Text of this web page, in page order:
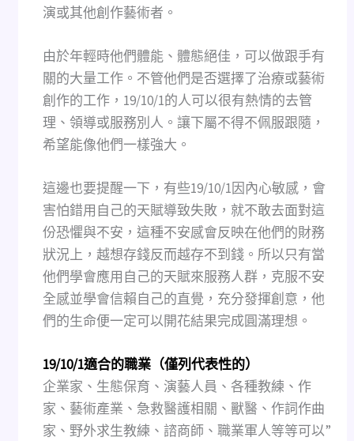
演或其他創作藝術者。
由於年輕時他們體能、體態絕佳，可以做跟手有
關的大量工作。不管他們是否選擇了治療或藝術
創作的工作，19/10/1的人可以很有熱情的去管
理、領導或服務別人。讓下屬不得不佩服跟隨，
希望能像他們一樣強大。
這邊也要提醒一下，有些19/10/1因內心敏感，會
害怕錯用自己的天賦導致失敗，就不敢去面對這
份恐懼與不安，這種不安感會反映在他們的財務
狀況上，越想存錢反而越存不到錢。所以只有當
他們學會應用自己的天賦來服務人群，克服不安
全感並學會信賴自己的直覺，充分發揮創意，他
們的生命便一定可以開花結果完成圓滿理想。
19/10/1適合的職業（僅列代表性的）
企業家、生態保育、演藝人員、各種教練、作
家、藝術產業、急救醫護相關、獸醫、作詞作曲
家、野外求生教練、諮商師、職業軍人等等可以”